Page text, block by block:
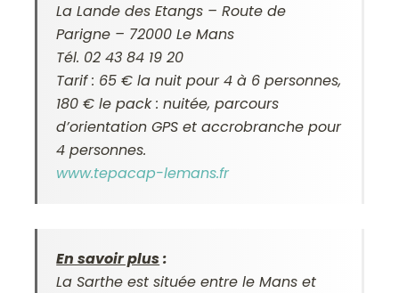
La Lande des Etangs – Route de
Parigne – 72000 Le Mans
Tél. 02 43 84 19 20
Tarif : 65 € la nuit pour 4 à 6 personnes,
180 € le pack : nuitée, parcours
d’orientation GPS et accrobranche pour
4 personnes.
www.tepacap-lemans.fr
En savoir plus:
La Sarthe est située entre le Mans et